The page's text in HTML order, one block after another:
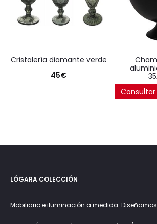
cristalería diamante verde
45€
champanera aguila
LÓGARA COLECCIÓN
Mobiliario e iluminación a medida.